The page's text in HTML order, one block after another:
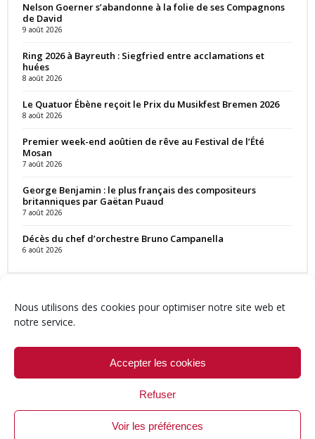
Nous utilisons des cookies pour optimiser notre site web et
notre service.
Accepter les cookies
Refuser
Voir les préférences
Nelson Goerner s’abandonne à la folie de ses Compagnons
de David
9 août 2026
Ring 2026 à Bayreuth : Siegfried entre acclamations et
huées
8 août 2026
Le Quatuor Ébène reçoit le Prix du Musikfest Bremen 2026
8 août 2026
Premier week-end aoûtien de rêve au Festival de l’Été
Mosan
7 août 2026
George Benjamin : le plus français des compositeurs
britanniques par Gaëtan Puaud
7 août 2026
Décès du chef d’orchestre Bruno Campanella
6 août 2026